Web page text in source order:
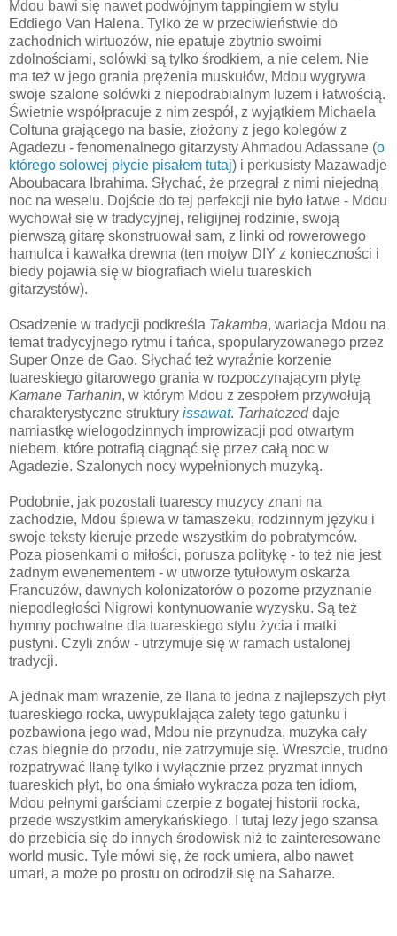
Mdou bawi się nawet podwójnym tappingiem w stylu
Eddiego Van Halena. Tylko że w przeciwieństwie do
zachodnich wirtuozów, nie epatuje zbytnio swoimi
zdolnościami, solówki są tylko środkiem, a nie celem. Nie
ma też w jego grania prężenia muskułów, Mdou wygrywa
swoje szalone solówki z niepodrabialnym luzem i łatwością.
Świetnie współpracuje z nim zespół, z wyjątkiem Michaela
Coltuna grającego na basie, złożony z jego kolegów z
Agadezu - fenomenalnego gitarzysty Ahmadou Adassane (o
którego solowej płycie pisałem tutaj) i perkusisty Mazawadje
Aboubacara Ibrahima. Słychać, że przegrał z nimi niejedną
noc na weselu. Dojście do tej perfekcji nie było łatwe - Mdou
wychował się w tradycyjnej, religijnej rodzinie, swoją
pierwszą gitarę skonstruował sam, z linki od rowerowego
hamulca i kawałka drewna (ten motyw DIY z konieczności i
biedy pojawia się w biografiach wielu tuareskich
gitarzystów).
Osadzenie w tradycji podkreśla Takamba, wariacja Mdou na
temat tradycyjnego rytmu i tańca, spopularyzowanego przez
Super Onze de Gao. Słychać też wyraźnie korzenie
tuareskiego gitarowego grania w rozpoczynającym płytę
Kamane Tarhanin, w którym Mdou z zespołem przywołują
charakterystyczne struktury issawat. Tarhatezeddaje
namiastkę wielogodzinnych improwizacji pod otwartym
niebem, które potrafią ciągnąć się przez całą noc w
Agadezie. Szalonych nocy wypełnionych muzyką.
Podobnie, jak pozostali tuarescy muzycy znani na
zachodzie, Mdou śpiewa w tamaszeku, rodzinnym języku i
swoje teksty kieruje przede wszystkim do pobratymców.
Poza piosenkami o miłości, porusza politykę - to też nie jest
żadnym ewenementem - w utworze tytułowym oskarża
Francuzów, dawnych kolonizatorów o pozorne przyznanie
niepodległości Nigrowi kontynuowanie wyzysku. Są też
hymny pochwalne dla tuareskiego stylu życia i matki
pustyni. Czyli znów - utrzymuje się w ramach ustalonej
tradycji.
A jednak mam wrażenie, że Ilana to jedna z najlepszych płyt
tuareskiego rocka, uwypuklająca zalety tego gatunku i
pozbawiona jego wad, Mdou nie przynudza, muzyka cały
czas biegnie do przodu, nie zatrzymuje się. Wreszcie, trudno
rozpatrywać Ilanę tylko i wyłącznie przez pryzmat innych
tuareskich płyt, bo ona śmiało wykracza poza ten idiom,
Mdou pełnymi garściami czerpie z bogatej historii rocka,
przede wszystkim amerykańskiego. I tutaj leży jego szansa
do przebicia się do innych środowisk niż te zainteresowane
world music. Tyle mówi się, że rock umiera, albo nawet
umarł, a może po prostu on odrodził się na Saharze.